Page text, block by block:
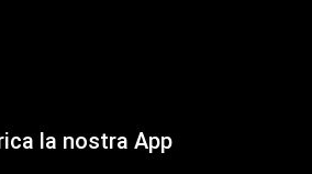
la nostra App